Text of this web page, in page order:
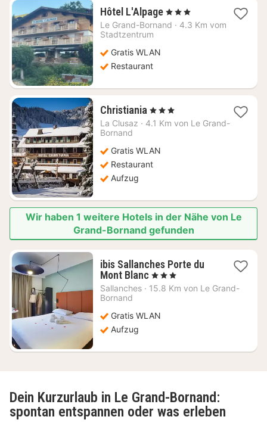
Hôtel L'Alpage1
Nacht
, 3 Sterne
Le Grand-Bornand · 4.3 Km vom
Stadtzentrum
Gratis WLAN
Restaurant
Christiania 1
Nacht
€
, 3 Sterne
La Clusaz · 4.1 Km von Le Grand-
Bornand
Gratis WLAN
Restaurant
Aufzug
Wir haben 1 weitere Hotels in der Nähe von Le
Grand-Bornand gefunden
ibis Sallanches Porte du
Mont Blanc1
Nacht
€
, 3 Sterne
Sallanches · 15.8 Km von Le Grand-
Bornand
Gratis WLAN
Aufzug
Dein Kurzurlaub in Le Grand-Bornand:
spontan entspannen oder was erleben